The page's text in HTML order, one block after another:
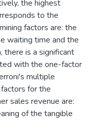
the highest
to the
factors are: the
waiting time and the
there is a significant
with the one-factor
multiple
for the
sales revenue are:
of the tangible